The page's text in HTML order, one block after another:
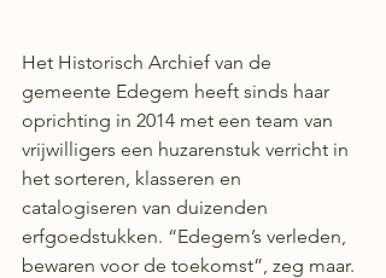
Het Historisch Archief van de
gemeente Edegem heeft sinds haar
oprichting in 2014 met een team van
vrijwilligers een huzarenstuk verricht in
het sorteren, klasseren en
catalogiseren van duizenden
erfgoedstukken. “Edegem’s verleden,
bewaren voor de toekomst”, zeg maar.